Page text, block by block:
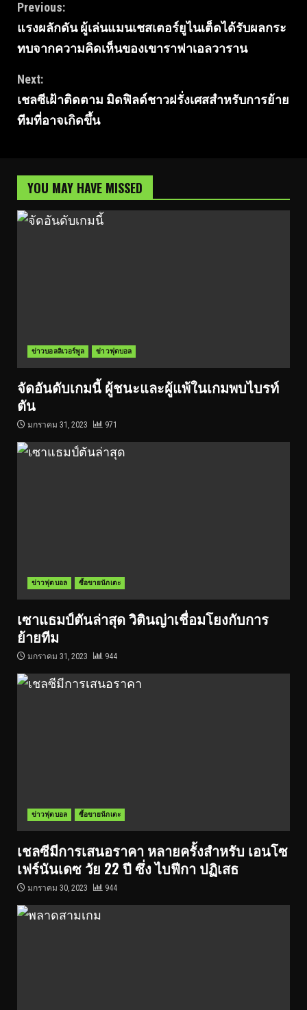
Continue
Reading
Previous:
แรงผลักดัน ผู้เล่นแมนเชสเตอร์ยูไนเต็ดได้รับผลกระ
ทบจากความคิดเห็นของเขาราฟาเอลวาราน
Next:
เชลซีเฝ้าติดตาม มิดฟิลด์ชาวฝรั่งเศสสำหรับการย้าย
ทีมที่อาจเกิดขึ้น
YOU MAY HAVE MISSED
ข่าวบอลลิเวอร์พูล ข่าวฟุตบอล
จัดอันดับเกมนี้ ผู้ชนะและผู้แพ้ในเกมพบไบรท์
ตัน
มกราคม 31, 2023 971
ข่าวฟุตบอล ซื้อขายนักเตะ
เซาแธมป์ตันล่าสุด วิตินญ่าเชื่อมโยงกับการ
ย้ายทีม
มกราคม 31, 2023 944
ข่าวฟุตบอล ซื้อขายนักเตะ
เชลซีมีการเสนอราคา หลายครั้งสำหรับ เอนโซ
เฟร์นันเดซ วัย 22 ปี ซึ่ง ไบฟีกา ปฏิเสธ
มกราคม 30, 2023 944